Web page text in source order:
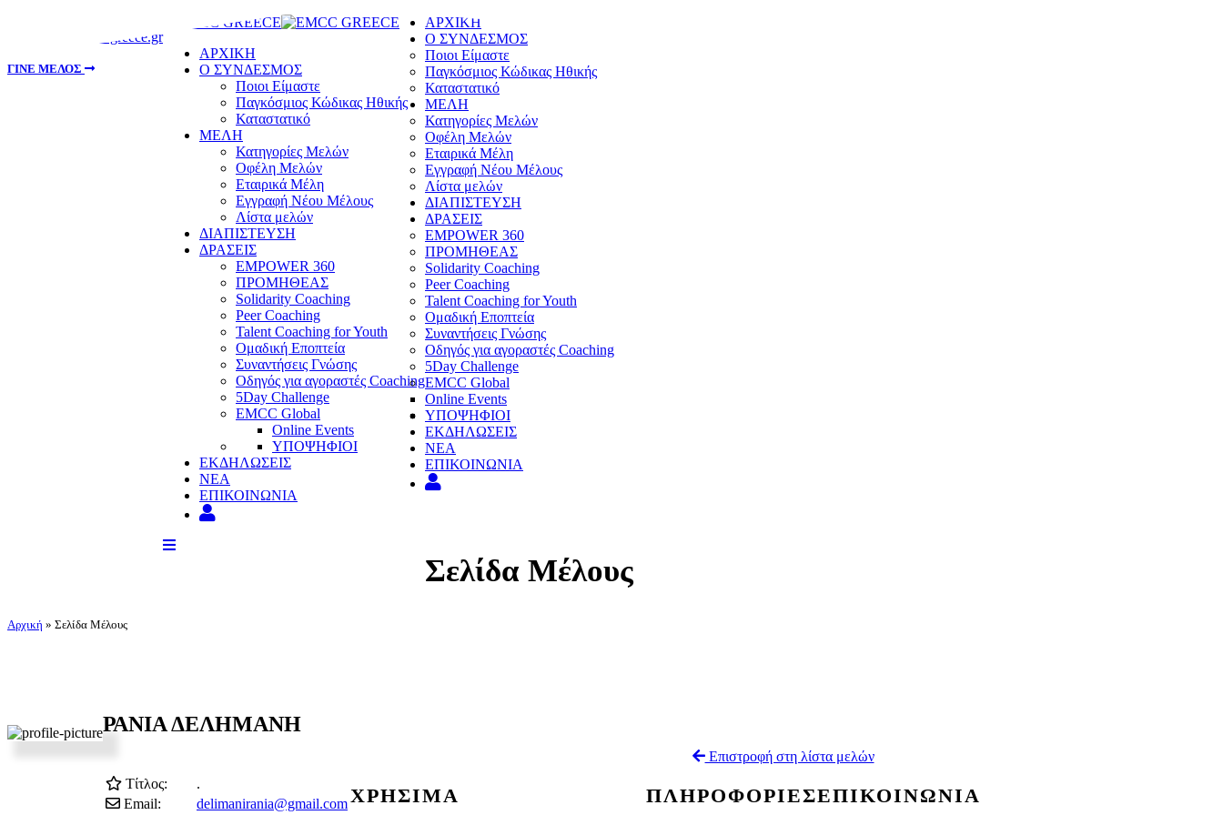
info@emccgreece.gr
ΓΙΝΕ ΜΕΛΟΣ
ΑΡΧΙΚΗ
Ο ΣΥΝΔΕΣΜΟΣ
Ποιοι Είμαστε
Παγκόσμιος Κώδικας Ηθικής
Καταστατικό
ΜΕΛΗ
Κατηγορίες Μελών
Οφέλη Μελών
Εταιρικά Μέλη
Εγγραφή Νέου Μέλους
Λίστα μελών
ΔΙΑΠΙΣΤΕΥΣΗ
ΔΡΑΣΕΙΣ
EMPOWER 360
ΠΡΟΜΗΘΕΑΣ
Solidarity Coaching
Peer Coaching
Talent Coaching for Youth
Ομαδική Εποπτεία
Συναντήσεις Γνώσης
Οδηγός για αγοραστές Coaching
5Day Challenge
EMCC Global
Online Events
ΥΠΟΨΗΦΙΟΙ
ΕΚΔΗΛΩΣΕΙΣ
ΝΕΑ
ΕΠΙΚΟΙΝΩΝΙΑ
ΑΡΧΙΚΗ
Ο ΣΥΝΔΕΣΜΟΣ
Ποιοι Είμαστε
Παγκόσμιος Κώδικας Ηθικής
Καταστατικό
ΜΕΛΗ
Κατηγορίες Μελών
Οφέλη Μελών
Εταιρικά Μέλη
Εγγραφή Νέου Μέλους
Λίστα μελών
ΔΙΑΠΙΣΤΕΥΣΗ
ΔΡΑΣΕΙΣ
EMPOWER 360
ΠΡΟΜΗΘΕΑΣ
Solidarity Coaching
Peer Coaching
Talent Coaching for Youth
Ομαδική Εποπτεία
Συναντήσεις Γνώσης
Οδηγός για αγοραστές Coaching
5Day Challenge
EMCC Global
Online Events
ΥΠΟΨΗΦΙΟΙ
ΕΚΔΗΛΩΣΕΙΣ
ΝΕΑ
ΕΠΙΚΟΙΝΩΝΙΑ
Σελίδα Μέλους
Αρχική » Σελίδα Μέλους
ΡΑΝΙΑ ΔΕΛΗΜΑΝΗ
Τίτλος:
.
Email:
delimanirania@gmail.com
Επιστροφή στη λίστα μελών
ΧΡΗΣΙΜΑ ΠΛΗΡΟΦΟΡΙΕΣΕΠΙΚΟΙΝΩΝΙΑ